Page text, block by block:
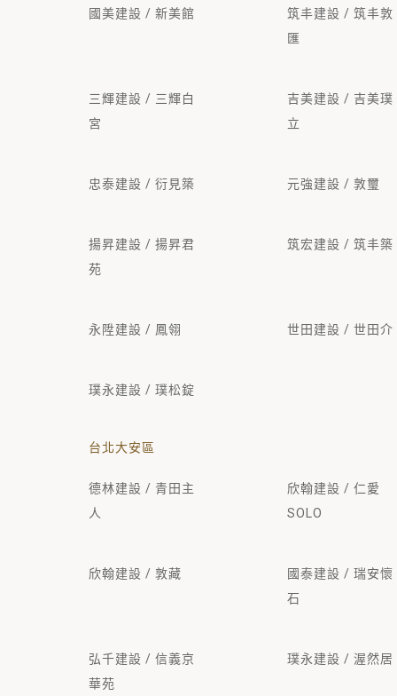
國美建設 / 新美館
筑丰建設 / 筑丰敦
匯
三輝建設 / 三輝白
宮
吉美建設 / 吉美璞
立
忠泰建設 / 衍見築 元強建設 / 敦璽
揚昇建設 / 揚昇君
苑
筑宏建設 / 筑丰築
永陞建設 / 鳳翎 世田建設 / 世田介
璞永建設 / 璞松錠
台北大安區
德林建設 / 青田主
人
欣翰建設 / 仁愛
SOLO
欣翰建設 / 敦藏
國泰建設 / 瑞安懷
石
弘千建設 / 信義京
華苑
璞永建設 / 渥然居